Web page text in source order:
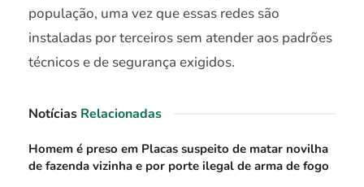
população, uma vez que essas redes são
instaladas por terceiros sem atender aos padrões
técnicos e de segurança exigidos.
Notícias Relacionadas
Homem é preso em Placas suspeito de matar novilha
de fazenda vizinha e por porte ilegal de arma de fogo